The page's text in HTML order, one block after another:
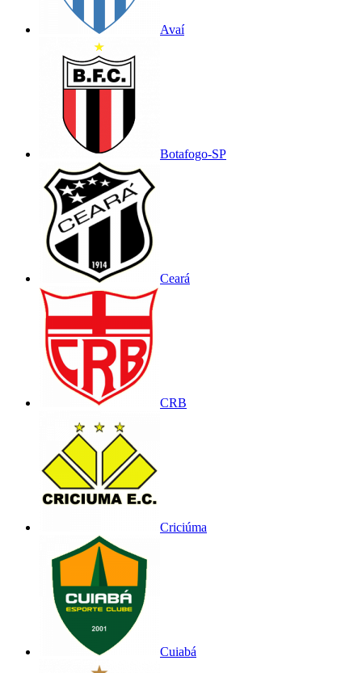
Avaí
Botafogo-SP
Ceará
CRB
Criciúma
Cuiabá